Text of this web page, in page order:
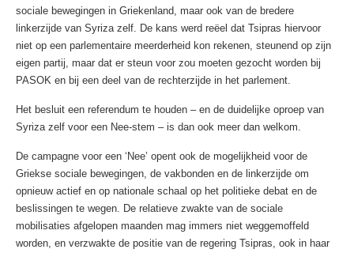
sociale bewegingen in Griekenland, maar ook van de bredere
linkerzijde van Syriza zelf. De kans werd reëel dat Tsipras hiervoor
niet op een parlementaire meerderheid kon rekenen, steunend op zijn
eigen partij, maar dat er steun voor zou moeten gezocht worden bij
PASOK en bij een deel van de rechterzijde in het parlement.
Het besluit een referendum te houden – en de duidelijke oproep van
Syriza zelf voor een Nee-stem – is dan ook meer dan welkom.
De campagne voor een ‘Nee’ opent ook de mogelijkheid voor de
Griekse sociale bewegingen, de vakbonden en de linkerzijde om
opnieuw actief en op nationale schaal op het politieke debat en de
beslissingen te wegen. De relatieve zwakte van de sociale
mobilisaties afgelopen maanden mag immers niet weggemoffeld
worden, en verzwakte de positie van de regering Tsipras, ook in haar